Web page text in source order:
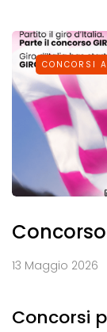
CONCORSI
13 Maggio 2026
Concorsi